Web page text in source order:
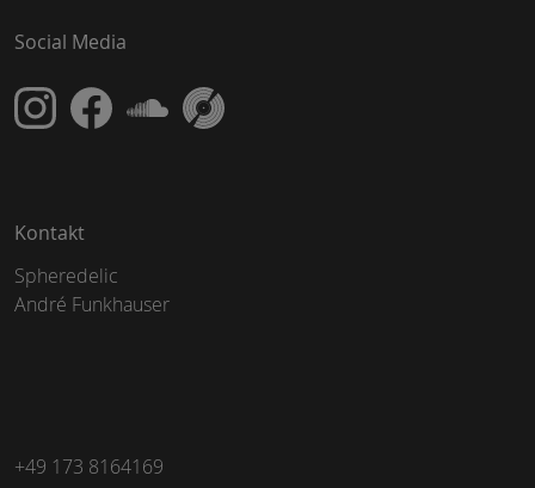
Social Media
Kontakt
Spheredelic
André Funkhauser
+49 173 8164169